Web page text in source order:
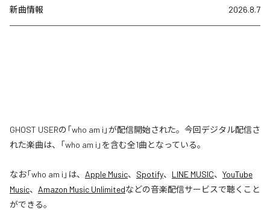
新曲情報 2026.8.7
GHOST USERの「who am i」が配信開始された。今回デジタル配信さ
れた楽曲は、「who am i」を含む全1曲となっている。
なお「who am i 」は、 Apple Music、 Spotify、 LINE MUSIC、 YouTube
Music、 Amazon Music Unlimitedなどの音楽配信サービスで聴くこと
ができる。